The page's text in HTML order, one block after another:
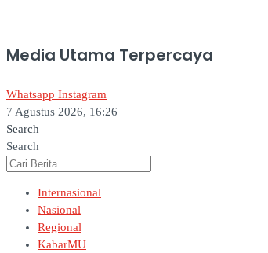
Media Utama Terpercaya
Whatsapp Instagram
7 Agustus 2026, 16:26
Search
Search
Internasional
Nasional
Regional
KabarMU